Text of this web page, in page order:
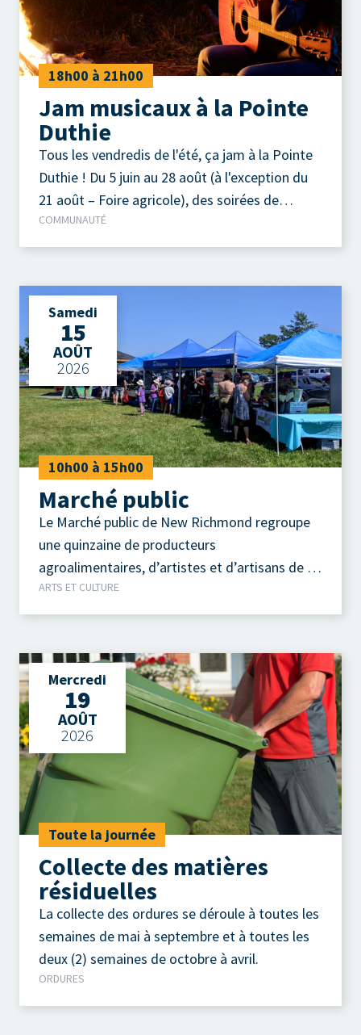
août 2026 Parc de la Pointe-Taylor
18h00 à 21h00
Jam musicaux à la Pointe
Duthie
Tous les vendredis de l'été, ça jam à la Pointe
Duthie ! Du 5 juin au 28 août (à l'exception du
21 août – Foire agricole), des soirées de
musique acoustique autour d'un feu de camp
sont organisées chaque vendredi soir.
COMMUNAUTÉ
Samedi
15
AOÛT
2026
10h00 à 15h00
Marché public
Le Marché public de New Richmond regroupe
une quinzaine de producteurs
agroalimentaires, d’artistes et d’artisans de la
région.
ARTS ET CULTURE
Mercredi
19
AOÛT
2026
Toute la journée
Collecte des matières
résiduelles
La collecte des ordures se déroule à toutes les
semaines de mai à septembre et à toutes les
deux (2) semaines de octobre à avril.
ORDURES